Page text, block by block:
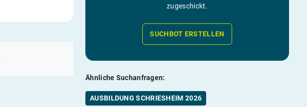
zugeschickt.
SUCHBOT ERSTELLEN
Ähnliche Suchanfragen:
AUSBILDUNG SCHRIESHEIM 2026